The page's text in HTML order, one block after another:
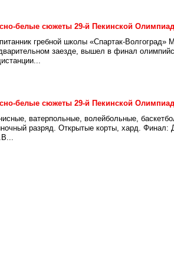
белые сюжеты 29-й Пекинской
гребной школы «Спартак-
заезде, вышел в финал
белые сюжеты 29-й Пекинской
ватерпольные, волейбольные,
разряд. Открытые корты, хард.